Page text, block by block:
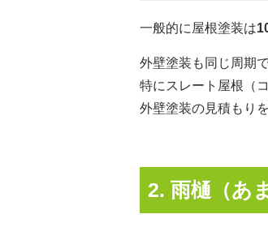
一般的に屋根塗装は
外壁塗装も同じ周期
特にスレート屋根（
外壁塗装の見積もり
2. 雨樋（あ